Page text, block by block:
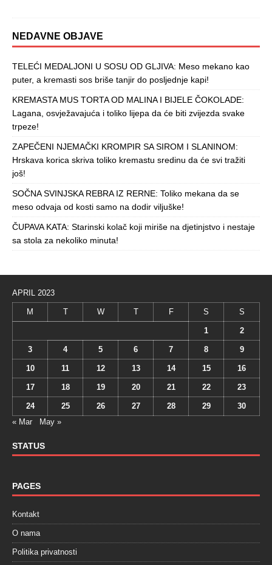
NEDAVNE OBJAVE
TELEĆI MEDALJONI U SOSU OD GLJIVA: Meso mekano kao
puter, a kremasti sos briše tanjir do posljednje kapi!
KREMASTA MUS TORTA OD MALINA I BIJELE ČOKOLADE:
Lagana, osvježavajuća i toliko lijepa da će biti zvijezda svake
trpeze!
ZAPEČENI NJEMAČKI KROMPIR SA SIROM I SLANINOM:
Hrskava korica skriva toliko kremastu sredinu da će svi tražiti
još!
SOČNA SVINJSKA REBRA IZ RERNE: Toliko mekana da se
meso odvaja od kosti samo na dodir viljuške!
ČUPAVA KATA: Starinski kolač koji miriše na djetinjstvo i nestaje
sa stola za nekoliko minuta!
APRIL 2023
M T W T F S S
1 2
3 4 5 6 7 8 9
10 11 12 13 14 15 16
17 18 19 20 21 22 23
24 25 26 27 28 29
30
« Mar
May »
STATUS
PAGES
Kontakt
O nama
Politika privatnosti